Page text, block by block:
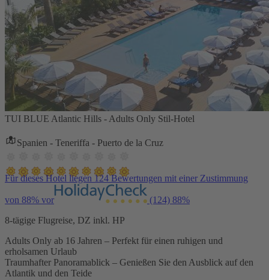
TUI BLUE Atlantic Hills - Adults Only Stil-Hotel
Spanien - Teneriffa - Puerto de la Cruz
Für dieses Hotel liegen 124 Bewertungen mit einer Zustimmung
von 88% vor (124) 88%
8-tägige Flugreise, DZ inkl. HP
Adults Only ab 16 Jahren – Perfekt für einen ruhigen und
erholsamen Urlaub
Traumhafter Panoramablick – Genießen Sie den Ausblick auf den
Atlantik und den Teide